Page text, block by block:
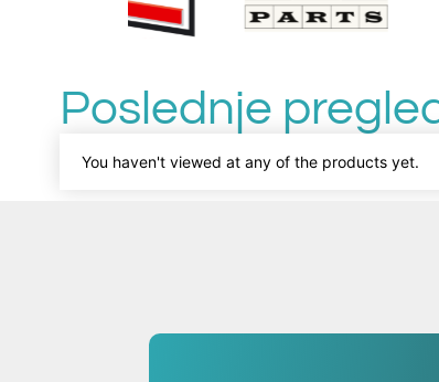
Poslednje
You haven't viewed at any of the products yet.